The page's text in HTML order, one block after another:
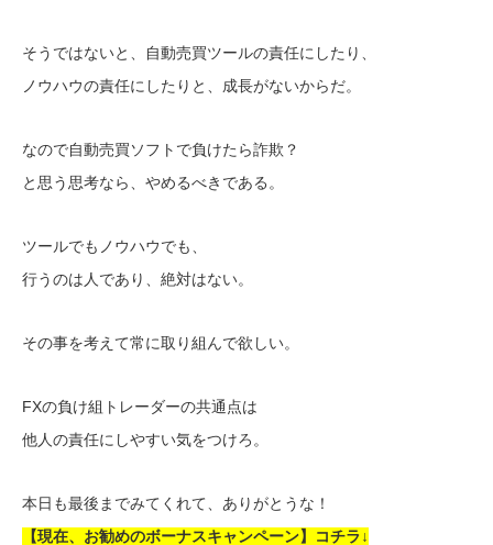
そうではないと、自動売買ツールの責任にしたり、
ノウハウの責任にしたりと、成長がないからだ。
なので自動売買ソフトで負けたら詐欺？
と思う思考なら、やめるべきである。
ツールでもノウハウでも、
行うのは人であり、絶対はない。
その事を考えて常に取り組んで欲しい。
FXの負け組トレーダーの共通点は
他人の責任にしやすい気をつけろ。
本日も最後までみてくれて、ありがとうな！
【現在、お勧めのボーナスキャンペーン】コチラ↓